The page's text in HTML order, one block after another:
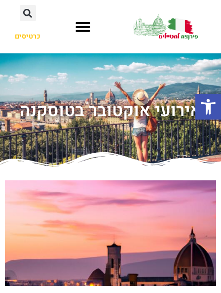
כרטיסים
אירועי אוקטובר בטוסקנה
פתח סרגל נגישות